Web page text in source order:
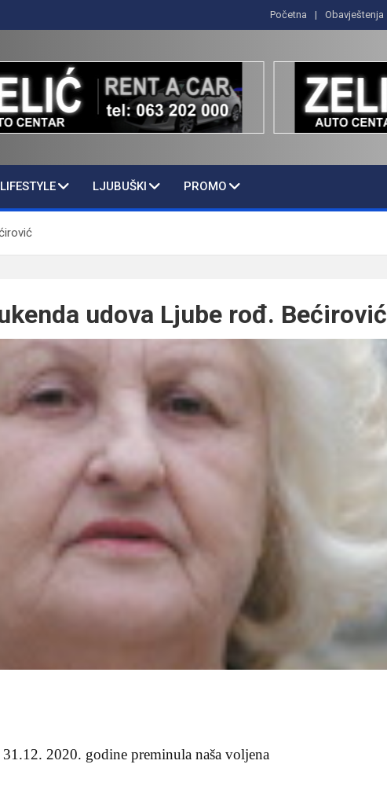
Početna Obavještenja
LIFESTYLE LJUBUŠKI PROMO
udova Ljube rođ. Bećirović
2020. godine preminula naša voljena